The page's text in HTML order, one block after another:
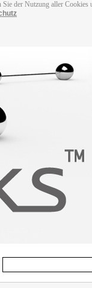
der Nutzung aller Cookies